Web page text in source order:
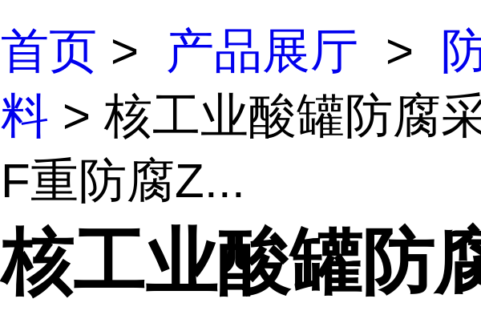
首页 > 产品展厅 >
料 > 核工业酸罐防腐
F重防腐Z...
核工业酸罐防